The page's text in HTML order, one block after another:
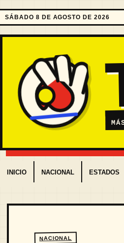
SÁBADO 8 DE AGOSTO DE 2026
INICIO NACIONAL ESTADOS
NACIONAL